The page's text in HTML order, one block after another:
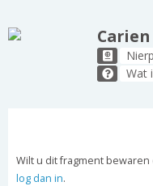
Carien
Wat
Wilt u dit fragment
log dan in.